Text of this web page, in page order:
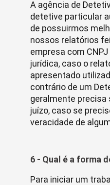
A agência de
detetive particular
de possuirmos
nossos relatórios
empresa com
jurídica, caso o
apresentado
contrário de um
geralmente precisa
juízo, caso se
veracidade de
6 - Qual é a forma
Para iniciar um